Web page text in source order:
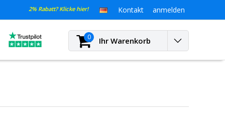
2% Rabatt? Klicke hier! Kontakt anmelden
0 Ihr Warenkorb